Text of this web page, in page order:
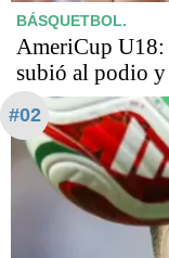
BÁSQUETBOL.
AmeriCup
subió al podio y
#02